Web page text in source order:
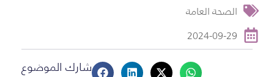
الصحة العامة
2024-09-29
شارك الموضوع